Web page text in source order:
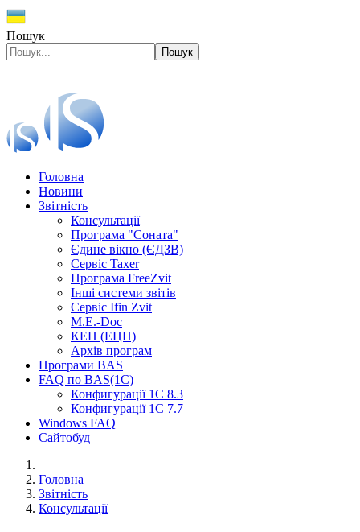
Пошук
Пошук
Головна
Новини
Звітність
Консультації
Програма "Соната"
Єдине вікно (ЄДЗВ)
Сервіс Taxer
Програма FreeZvit
Інші системи звітів
Сервіс Ifin Zvit
M.E.-Doc
КЕП (ЕЦП)
Архів програм
Програми BAS
FAQ по BAS(1С)
Конфигурації 1С 8.3
Конфигурації 1С 7.7
Windows FAQ
Сайтобуд
Головна
Звітність
Консультації